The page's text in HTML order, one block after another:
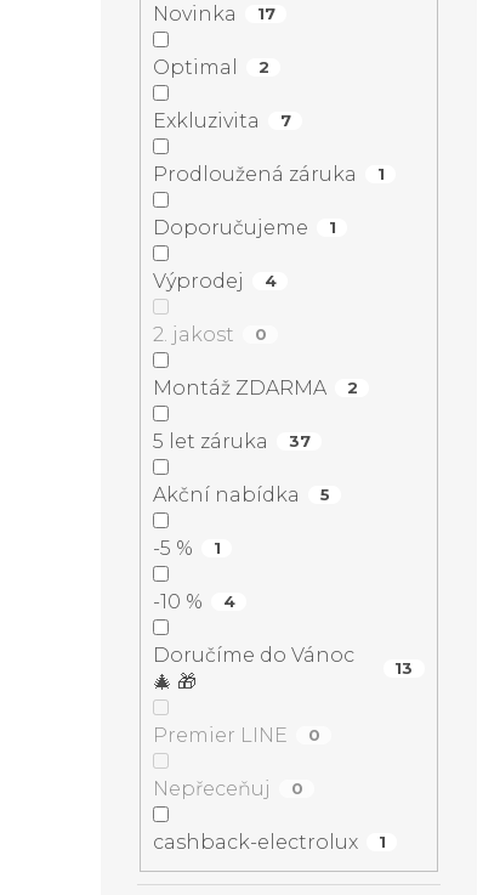
Novinka 17
Optimal 2
Exkluzivita 7
Prodloužená záruka 1
Doporučujeme 1
Výprodej 4
2. jakost 0
Montáž ZDARMA 2
5 let záruka 37
Akční nabídka 5
-5 % 1
-10 % 4
Doručíme do Vánoc
🎄 🎁
13
Premier LINE 0
Nepřeceňuj 0
cashback-electrolux 1